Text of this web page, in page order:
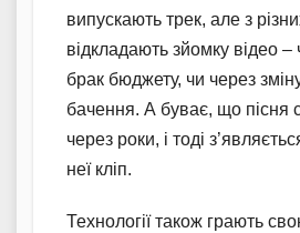
випускають трек, але з
відкладають зйомку відео –
брак бюджету, чи через
бачення. А буває, що пісня
через роки, і тоді
неї кліп.
Технології також грають